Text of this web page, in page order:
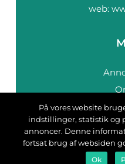
web:
På vores website
indstillinger, statistik og
annoncer. Denne
fortsat brug af websiden
Ok